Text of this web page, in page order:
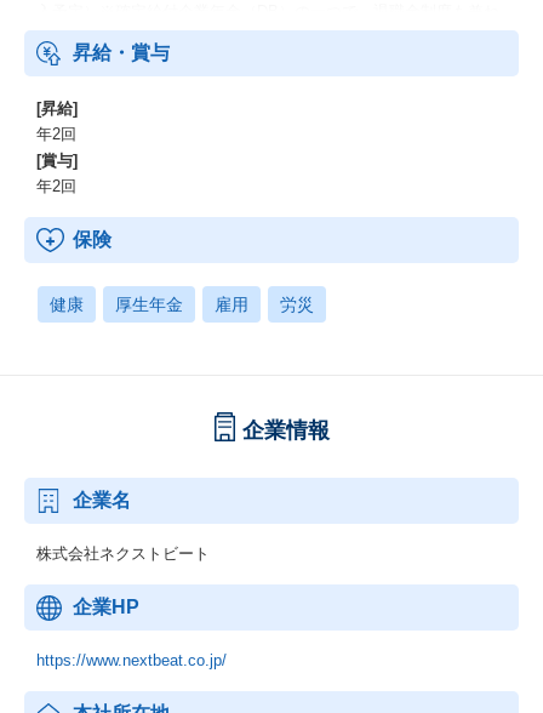
年々加速していく人口減少の中で、様々な領域の課題に挑戦し、
価値貢献できるプロダクトを作り続けなければなりません。
ら、1人1人が技術的な意思決定、技術戦略に関わるCTOのような
存在であってほしいと思っています。
【開発組織の特徴】
・フレームワークのソースコード読む/自分で作る人もいる
・フィーチャーチーム（フルスタックエンジニア）の割合100%
・CPOはエンジニア出身者
・共同著書「Scala実践プログラミング」を出された人もいる
・メンバーでもデータのモデリングに0から携われたりクラウド環
が近い
・開発手法はアジャイル開発（スクラム）
・プロダクトによっては週3以上の高頻度でリリースが可能
★ポジションの魅力
☆技術力がそのまま業界シェアに直結する、やりがいのある事業
備えた年金制度です。
昇給・賞与
[昇給]
年2回
[賞与]
年2回
保険
健康 厚生年金 雇用 労災
企業情報
企業名
株式会社ネクストビート
企業HP
https://www.nextbeat.co.jp/